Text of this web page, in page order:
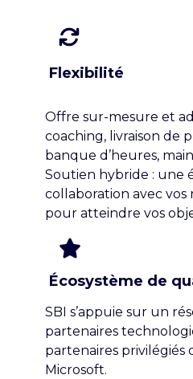
Flexibilité
Offre sur-mesure et
coaching, livraison de
banque d’heures,
Soutien hybride : une
collaboration avec vos
pour atteindre vos
Écosystème de
SBI s’appuie sur un
partenaires
partenaires privilégiés
Microsoft.